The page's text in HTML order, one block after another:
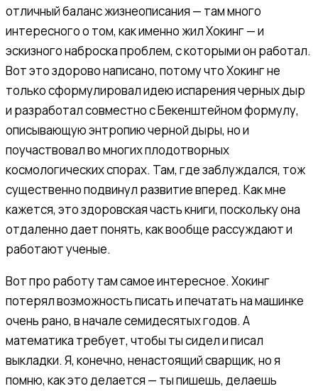
отличный баланс жизнеописания — там много
интересного о том, как именно жил Хокинг — и
эскизного наброска проблем, с которыми он работал.
Вот это здорово написано, потому что Хокинг не
только сформулировал идею испарения черных дыр
и разработал совместно с Бекенштейном формулу,
описывающую энтропию черной дыры, но и
поучаствовал во многих плодотворных
космологических спорах. Там, где заблуждался, тож
существенно подвинул развитие вперед. Как мне
кажется, это здоровская часть книги, поскольку она
отдаленно дает понять, как вообще рассуждают и
работают ученые.
Вот про работу там самое интересное. Хокинг
потерял возможность писать и печатать на машинке
очень рано, в начале семидесятых годов. А
математика требует, чтобы ты сидел и писал
выкладки. Я, конечно, ненастоящий сварщик, но я
помню, как это делается — ты пишешь, делаешь